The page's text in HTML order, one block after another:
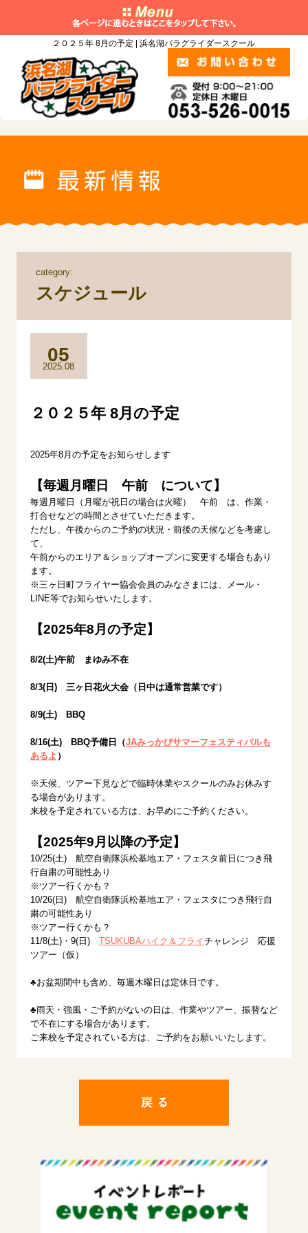
２０２５年 8月の予定 | 浜名湖パラグライダースクール
category:
スケジュール
05
2025.08
２０２５年 8月の予定
2025年8月の予定をお知らせします
【毎週月曜日 午前 について】
毎週月曜日（月曜が祝日の場合は火曜） 午前 は、作業・
打合せなどの時間とさせていただきます。
ただし、午後からのご予約の状況・前後の天候などを考慮し
て、
午前からのエリア＆ショップオープンに変更する場合もあり
ます。
※三ヶ日町フライヤー協会会員のみなさまには、メール・
LINE等でお知らせいたします。
【2025年8月の予定】
8/2(土)午前 まゆみ不在
8/3(日) 三ヶ日花火大会（日中は通常営業です）
8/9(土) BBQ
8/16(土) BBQ予備日（JAみっかびサマーフェスティバルも
あるよ ）
※天候、ツアー下見などで臨時休業やスクールのみお休みす
る場合があります。
来校を予定されている方は、お早めにご予約ください。
【2025年9月以降の予定】
10/25(土) 航空自衛隊浜松基地エア・フェスタ前日につき飛
行自粛の可能性あり
※ツアー行くかも？
10/26(日) 航空自衛隊浜松基地エア・フェスタにつき飛行自
粛の可能性あり
※ツアー行くかも？
11/8(土)・9(日) TSUKUBAハイク＆フライチャレンジ 応援
ツアー（仮）
♣お盆期間中も含め、毎週木曜日は定休日です。
♣雨天・強風・ご予約がないの日は、作業やツアー、振替など
で不在にする場合があります。
ご来校を予定されている方は、ご予約をお願いいたします。